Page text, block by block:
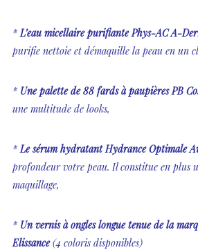
*L’eau micellaire purifiante Phys-AC A-
purifie nettoie et démaquille la peau en un
* Une palette de 88 fards à paupières PB
une multitude de looks,
*Le sérum hydratant Hydrance Optimale
profondeur votre peau. Il constitue en plus
maquillage,
* Un vernis à ongles longue tenue de la
Elissance(4 coloris disponibles)